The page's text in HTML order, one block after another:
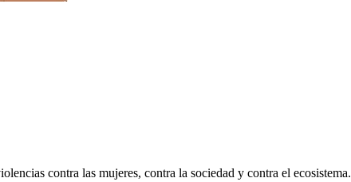
contra las mujeres, contra la sociedad y contra el ecosistema.